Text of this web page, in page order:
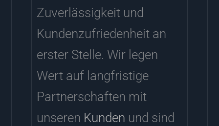
Zuverlässigkeit und
Kundenzufriedenheit an
erster Stelle. Wir legen
Wert auf langfristige
Partnerschaften mit
unseren Kunden und sind